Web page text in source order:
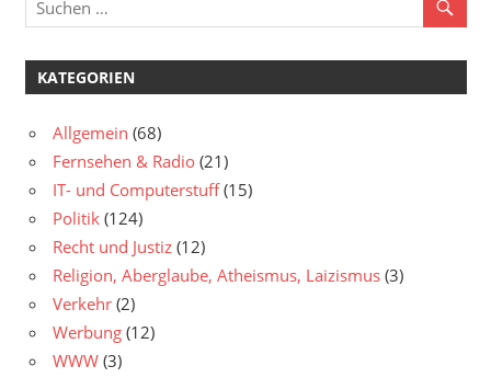
KATEGORIEN
Allgemein (68)
Fernsehen & Radio (21)
IT- und Computerstuff(15)
Politik (124)
Recht und Justiz (12)
Religion, Aberglaube, Atheismus, Laizismus (3)
Verkehr (2)
Werbung (12)
WWW (3)